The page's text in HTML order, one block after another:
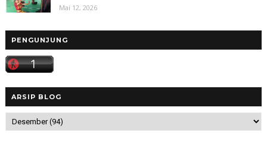
Mai 12, 2026
PENGUNJUNG
ARSIP BLOG